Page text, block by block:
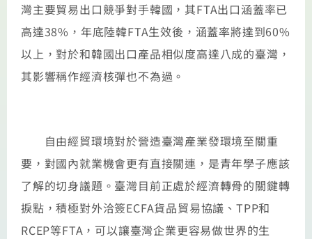
灣主要貿易出口競爭對手韓國，其FTA出口涵蓋率已
高達38%，年底陸韓FTA生效後，涵蓋率將達到60%
以上，對於和韓國出口產品相似度高達八成的臺灣，
其影響稱作經濟核彈也不為過。
自由經貿環境對於營造臺灣產業發環境至關重
要，對國內就業機會更有直接關連，是青年學子應該
了解的切身議題。臺灣目前正處於經濟轉骨的關鍵轉
捩點，積極對外洽簽ECFA貨品貿易協議、TPP和
RCEP等FTA，可以讓臺灣企業更容易做世界的生